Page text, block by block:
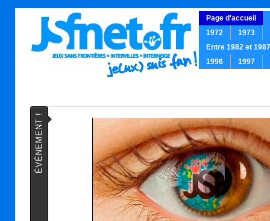
Page d'accueil
1972
1973
Entre 1982 et 1987
1996
1997
ÉVÉNEMENT !